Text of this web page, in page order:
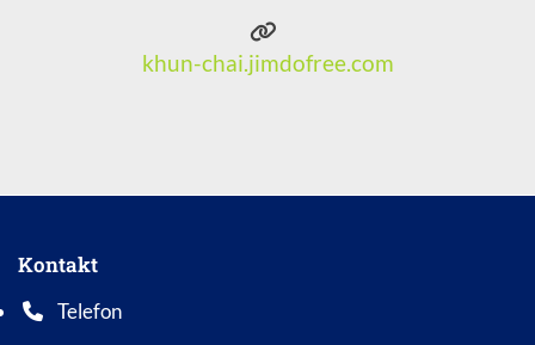
khun-chai.jimdofree.com
Kontakt
Telefon
Telefonnummer: 0 5 6 2 1 7 0 1 0